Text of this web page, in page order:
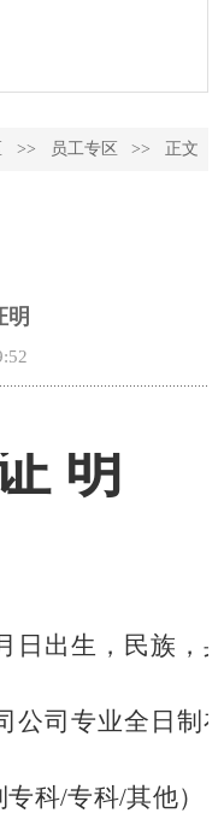
>> 员工专区 >> 正文
明
明
日出生，民族 ，
公司专业全日制
专科/专科/其他）